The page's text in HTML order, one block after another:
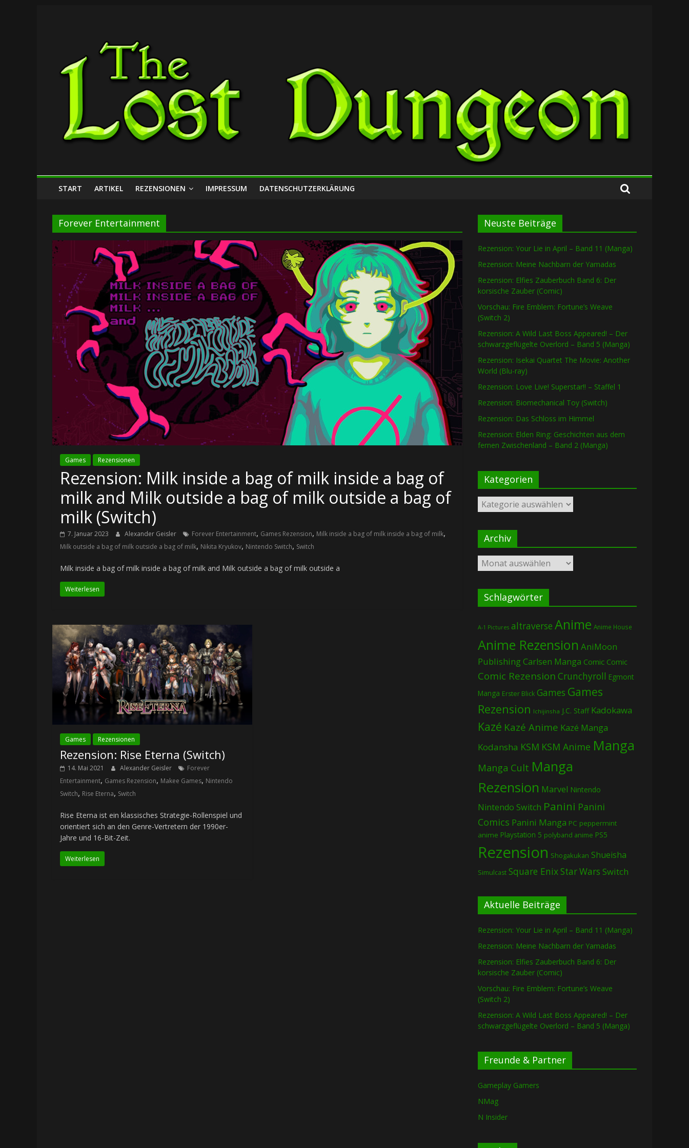
Lost
Dungeon
START ARTIKEL REZENSIONEN IMPRESSUM DATENSCHUTZERKLÄRUNG
Forever Entertainment
Games Rezensionen
Rezension: Milk inside a bag of milk inside a bag of
milk and Milk outside a bag of milk outside a bag of
milk (Switch)
7. Januar 2023 Alexander Geisler Forever Entertainment, Games Rezension, Milk inside a bag of milk inside a bag of milk,
Milk outside a bag of milk outside a bag of milk, Nikita Kryukov, Nintendo Switch, Switch
Milk inside a bag of milk inside a bag of milk and Milk outside a bag of milk outside a
Weiterlesen
Games Rezensionen
Rezension: Rise Eterna (Switch)
14. Mai 2021 Alexander Geisler
Forever
Entertainment, Games Rezension, Makee Games, Nintendo
Switch, Rise Eterna, Switch
Rise Eterna ist ein klassisches Strategie-Rollenspiel und
orientiert sich an den Genre-Vertretern der 1990er-
Jahre und 16-Bit-Zeit.
Weiterlesen
Neuste Beiträge
Rezension: Your Lie in April – Band 11 (Manga)
Rezension: Meine Nachbarn der Yamadas
Rezension: Elfies Zauberbuch Band 6: Der
korsische Zauber (Comic)
Vorschau: Fire Emblem: Fortune’s Weave
(Switch 2)
Rezension: A Wild Last Boss Appeared! – Der
schwarzgeflügelte Overlord – Band 5 (Manga)
Rezension: Isekai Quartet The Movie: Another
World (Blu-ray)
Rezension: Love Live! Superstar!! – Staffel 1
Rezension: Biomechanical Toy (Switch)
Rezension: Das Schloss im Himmel
Rezension: Elden Ring: Geschichten aus dem
fernen Zwischenland – Band 2 (Manga)
Kategorien
Kategorien
Archiv
Archiv
Schlagwörter
A-1 Pictures altraverse Anime Anime House
Anime Rezension AniMoon
PublishingCarlsen Manga Comic Comic
Comic Rezension Crunchyroll Egmont
Manga Erster Blick Games Games
Rezension Ichijinsha J.C. Staff Kadokawa
Kazé Kazé Anime Kazé Manga
Kodansha KSM KSM Anime Manga
Manga Cult Manga
Rezension Marvel Nintendo
Nintendo Switch Panini Panini
Comics Panini Manga PC peppermint
anime Playstation 5 polyband anime PS5
Rezension Shogakukan Shueisha
Simulcast Square EnixStar Wars Switch
Aktuelle Beiträge
Rezension: Your Lie in April – Band 11 (Manga)
Rezension: Meine Nachbarn der Yamadas
Rezension: Elfies Zauberbuch Band 6: Der
korsische Zauber (Comic)
Vorschau: Fire Emblem: Fortune’s Weave
(Switch 2)
Rezension: A Wild Last Boss Appeared! – Der
schwarzgeflügelte Overlord – Band 5 (Manga)
Freunde & Partner
Gameplay Gamers
NMag
N Insider